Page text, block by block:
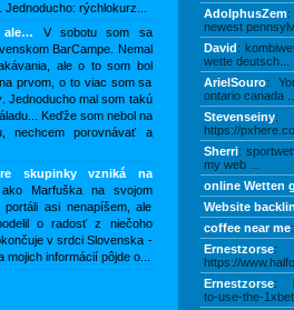
rýchlokurz...
ale…
V sobotu som sa
BarCampe. Nemal
ale o to som bol
prvom, o to viac som sa
Jednoducho mal som takú
Keďže som nebol na
nechcem porovnávať a
skupinky vzniká na
Marfuška na svojom
asi nenapíšem, ale
o radosť z niečoho
v srdci Slovenska -
informácií pôjde o...
AdolphusZem:
newest
David:
wette deutsch...
ArielSouro:
ontario canada
Stevenseiny:
https://
Sherri:
my web ...
online Wetten
Website
coffee near me
Ernestzorse:
https://
Ernestzorse:
to-use-the-